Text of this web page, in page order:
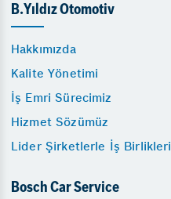
B.Yıldız Otomotiv
Hakkımızda
Kalite Yönetimi
İş Emri Sürecimiz
Hizmet Sözümüz
Lider Şirketlerle İş Birlikleri
Bosch Car Service